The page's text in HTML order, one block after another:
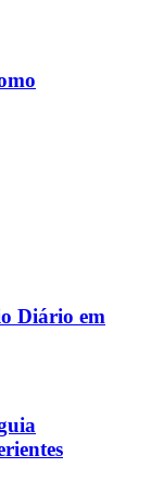
Diário em